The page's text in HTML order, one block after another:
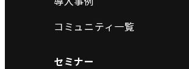
コミュニティ一覧
セミナー